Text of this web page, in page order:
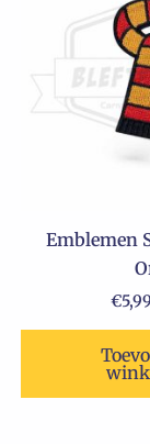
Emblemen
€5,99